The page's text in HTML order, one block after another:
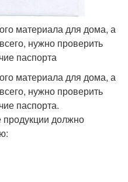
материала для дома, а
нужно проверить
паспорта
материала для дома, а
нужно проверить
паспорта.
должно